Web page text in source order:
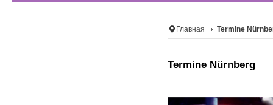
Главная Termine
Termine Nürnberg